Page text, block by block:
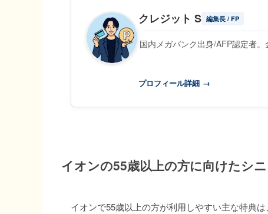
クレジット S 編集長 / FP
国内メガバンク出身/AFP認定者
プロフィール詳細 →
イオンの55歳以上の方に向けたシ
イオンで55歳以上の方が利用しやすい主な特典は